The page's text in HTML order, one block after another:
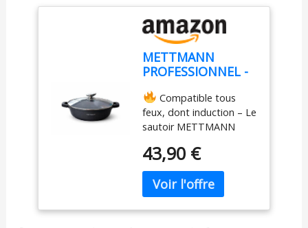
températures CUISSON
REUSSIE grâce à la base
de diffusion qui assure
une répartition optimale
compatible avec plaques
gaz, électrique,
vitrocéramique
pratique avec orifice
d'évacuation de la
vapeur, et forme idéale
pour cuire à l'étouffée,
braiser et mijoter
METTMANN
PROFESSIONNEL -
32 cm - Fonte
d'Aluminium -
Revêtement
Céramique Type
Pierre - Couvercle
en Verre - Tous
Feux dont
Induction - Sans
PFOA (32cm)
Compatible tous
feux, dont induction – Le
sautoir METTMANN
s’adapte à tous les types
de cuisson : induction,
gaz, vitrocéramique et
plaques électriques. Idéal
pour une utilisation
43,90 €